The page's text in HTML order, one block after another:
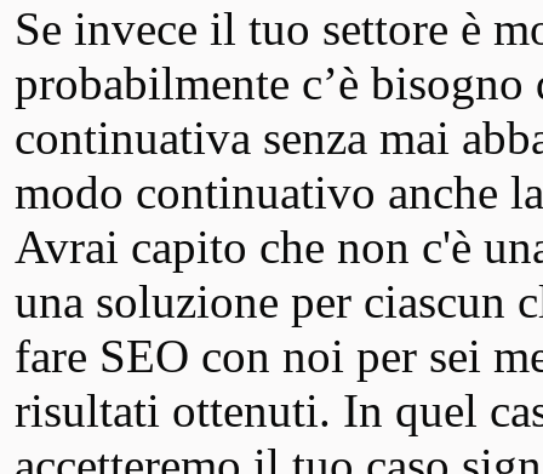
Se invece il tuo settore è
probabilmente c’è
continuativa senza mai
modo continuativo anche
Avrai capito che non c'è
una soluzione per ciascun
fare SEO con noi per sei
risultati ottenuti. In quel